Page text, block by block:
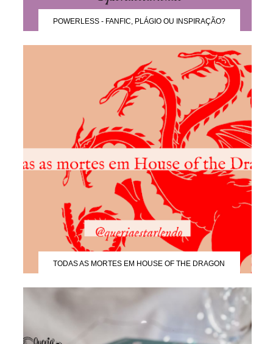
POWERLESS - FANFIC, PLÁGIO OU INSPIRAÇÃO?
TODAS AS MORTES EM HOUSE OF THE DRAGON